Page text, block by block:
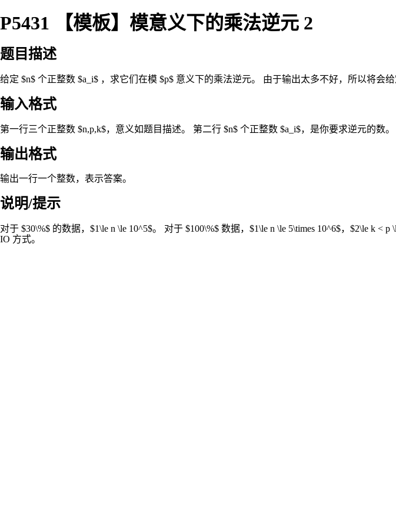
P5431 【模板】模意义下的乘法逆元 2
题目描述
给定 $n$ 个正整数 $a_i$ ，求它们在模 $p$ 意义下的乘法逆元。 由于输出太多不好，所以将会
输入格式
第一行三个正整数 $n,p,k$，意义如题目描述。 第二行 $n$ 个正整数 $a_i$，是你要求逆元的数。
输出格式
输出一行一个整数，表示答案。
说明/提示
对于 $30\%$ 的数据，$1\le n \le 10^5$。 对于 $100\%$ 数据，$1\le n \le 5\times 10^6$，$2\le k
IO 方式。